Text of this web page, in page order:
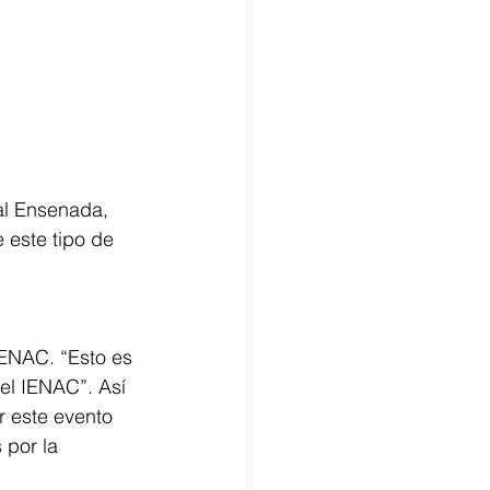
Ensenada,
este tipo de
“Esto es
IENAC”. Así
este evento
por la